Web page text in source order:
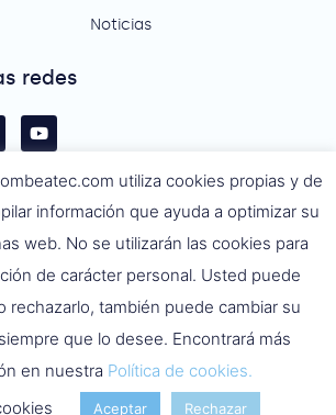
Noticias
redes
utiliza cookies propias y de
información que ayuda a optimizar su
web. No se utilizarán las cookies para
de carácter personal. Usted puede
rechazarlo, también puede cambiar su
que lo desee. Encontrará más
en nuestra Política de cookies.
Aceptar Rechazar